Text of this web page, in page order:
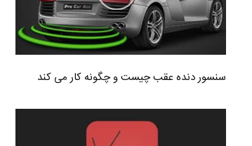
سنسور دنده عقب چیست و چگونه کار می کند